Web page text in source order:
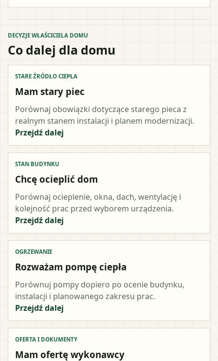
DECYZJE WŁAŚCICIELA DOMU
Co dalej dla domu
STARE ŹRÓDŁO CIEPŁA
Mam stary piec
Porównaj obowiązki dotyczące starego pieca z
realnym stanem instalacji i planem modernizacji.
Przejdź dalej
STAN BUDYNKU
Chcę ocieplić dom
Porównaj ocieplenie, okna, dach, wentylację i
kolejność prac przed wyborem urządzenia.
Przejdź dalej
OGRZEWANIE
Rozważam pompę ciepła
Porównuj pompy dopiero po ocenie budynku,
instalacji i planowanego zakresu prac.
Przejdź dalej
OFERTA I DOKUMENTY
Mam ofertę wykonawcy